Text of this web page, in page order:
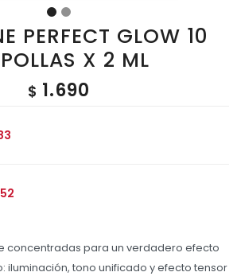
PERFECT GLOW 10
X 2 ML
$ 1.690
concentradas para un verdadero efecto
iluminación, tono unificado y efecto tensor